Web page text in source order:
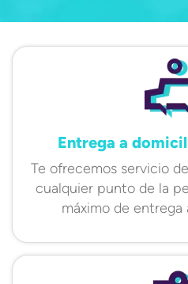
Entrega a
Te ofrecemos servicio
cualquier punto de la
máximo de entrega